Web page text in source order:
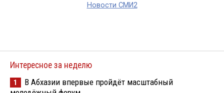
Новости СМИ2
Интересное за неделю
1
В Абхазии впервые пройдёт масштабный